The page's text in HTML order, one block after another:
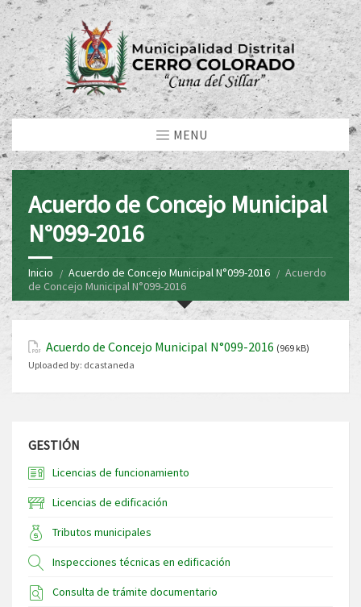
MENU
Acuerdo de Concejo Municipal
N°099-2016
Inicio Acuerdo de Concejo Municipal N°099-2016
Acuerdo
de Concejo Municipal N°099-2016
Acuerdo de Concejo Municipal N°099-2016 (969 kB)
Uploaded by: dcastaneda
GESTIÓN
Licencias de funcionamiento
Licencias de edificación
Tributos municipales
Inspecciones técnicas en edificación
Consulta de trámite documentario